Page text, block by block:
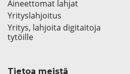
Aineettomat lahjat
Yrityslahjoitus
Yritys, lahjoita digitaitoja
tytöille
Tietoa meistä